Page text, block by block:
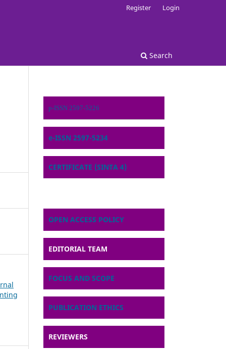
Search
Register Login
p-ISSN 2597-5226
e-ISSN 2597-5234
CERTIFICATE (SINTA 4)
OPEN ACCESS POLICY
EDITORIAL TEAM
FOCUS AND SCOPE
PUBLICATION ETHICS
REVIEWERS